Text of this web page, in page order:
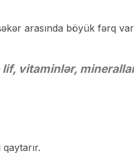
arasında böyük fərq
vitaminlər,